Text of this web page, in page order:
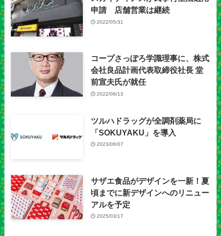
申請 店舗営業は継続
2022/05/31
コープさっぽろ学識理事に、株式
会社良品計画代表取締役社長 堂
前宣夫氏が就任
2022/06/13
ツルハドラッグが全調剤薬局に
「SOKUYAKU」を導入
2023/06/07
サザエ食品がデザインを一新！夏
頃までに新デザインへのリニュー
アルを予定
2025/03/17